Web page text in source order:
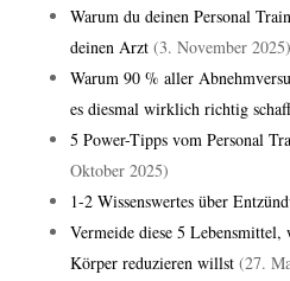
Warum du deinen Personal
deinen Arzt (3. November 2025)
Warum 90 % aller
es diesmal wirklich richtig
5 Power-Tipps vom Personal
Oktober 2025)
1-2 Wissenswertes über
Vermeide diese 5
Körper reduzieren willst (27.